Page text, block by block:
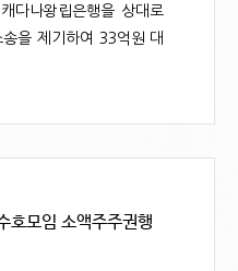
다나왕립은행을 상대로
을 제기하여 33억원 대
호모임 소액주주권행